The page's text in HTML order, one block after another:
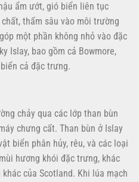
ẩm ướt, gió biển liên tục
thấm sâu vào môi trường
một phần không nhỏ vào đặc
Islay, bao gồm cả Bowmore,
cả đặc trưng.
chảy qua các lớp than bùn
chưng cất. Than bùn ở Islay
biển phân hủy, rêu, và các loại
hương khói đặc trưng, khác
của Scotland. Khi lúa mạch